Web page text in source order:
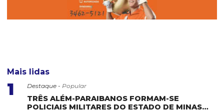
Mais lidas
1 Destaque - Popular
TRÊS ALÉM-PARAIBANOS FORMAM-SE
POLICIAIS MILITARES DO ESTADO DE MINAS